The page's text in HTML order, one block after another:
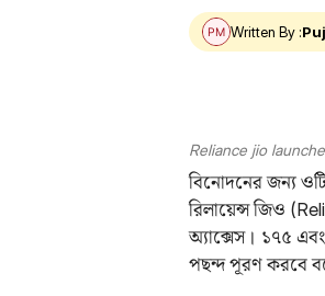
Written By :
Reliance jio
বিনোদনের জন্য
রিলায়েন্স জিও
অ্যাক্সেস। ১৭৫
পছন্দ পূরণ করবে